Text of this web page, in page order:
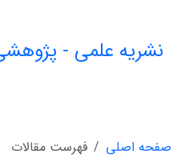
نشریه علمی -
صفحه اصلی
فهرست مقالات